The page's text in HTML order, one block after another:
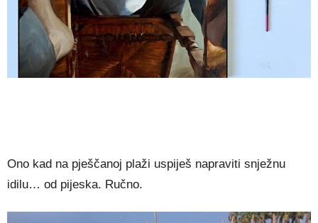
Ono kad na pješčanoj plaži uspiješ napraviti snježnu
idilu… od pijeska. Ručno.